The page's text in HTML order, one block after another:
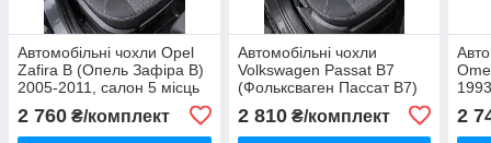
Автомобільні чохли Opel
Zafira B (Опель Зафіра B)
2005-2011, салон 5 місць
2 760 ₴/комплект
Автомобільні чохли
Volkswagen Passat B7
(Фольксваген Пассат B7)
2 810₴/комплект 2